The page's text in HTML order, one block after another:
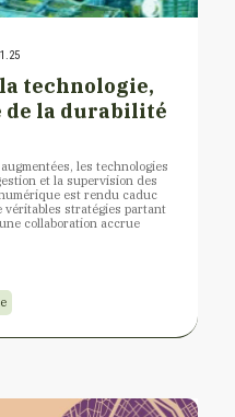
technologie,
la durabilité
les technologies
et la supervision des
est rendu caduc
véritables stratégies partant
collaboration accrue